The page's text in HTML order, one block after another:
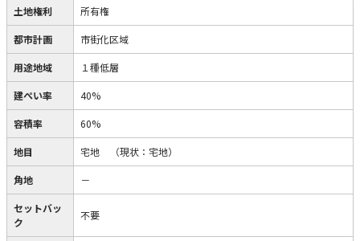
土地権利 所有権
都市計画 市街化区域
用途地域 １種低層
建ぺい率 40%
容積率 60%
地目 宅地 （現状：宅地）
角地 －
セットバッ
ク
不要